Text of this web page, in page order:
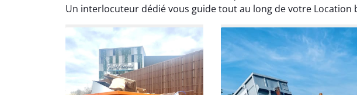
Un interlocuteur dédié vous guide tout au long de votre Location
Aurélie Bonnet
21 juin 2024
Le service de terrassement